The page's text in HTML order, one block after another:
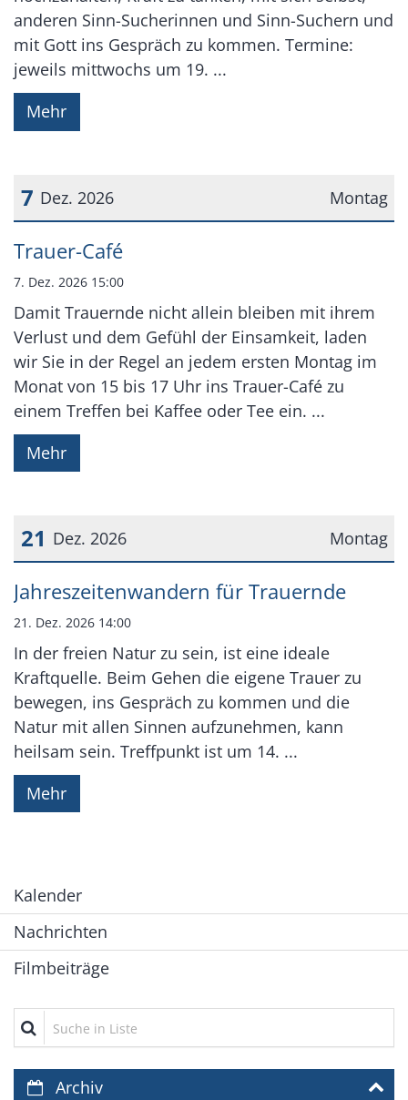
anderen Sinn-Sucherinnen und Sinn-Suchern und
mit Gott ins Gespräch zu kommen. Termine:
jeweils mittwochs um 19. ...
Mehr
Montag
7 Dez. 2026
Datum: 7. Dezember 2026
Trauer-Café
7. Dez. 2026 15:00
Damit Trauernde nicht allein bleiben mit ihrem
Verlust und dem Gefühl der Einsamkeit, laden
wir Sie in der Regel an jedem ersten Montag im
Monat von 15 bis 17 Uhr ins Trauer-Café zu
einem Treffen bei Kaffee oder Tee ein. ...
Mehr
Montag
21 Dez. 2026
Datum: 21. Dezember 2026
Jahreszeitenwandern für Trauernde
21. Dez. 2026 14:00
In der freien Natur zu sein, ist eine ideale
Kraftquelle. Beim Gehen die eigene Trauer zu
bewegen, ins Gespräch zu kommen und die
Natur mit allen Sinnen aufzunehmen, kann
heilsam sein. Treffpunkt ist um 14. ...
Mehr
Kalender
Nachrichten
Filmbeiträge
Suche in Liste
Archiv